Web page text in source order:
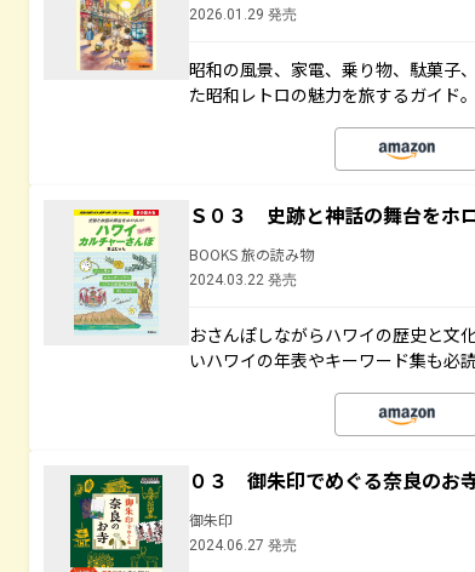
2026.01.29 発売
昭和の風景、家電、乗り物、駄菓子
た昭和レトロの魅力を旅するガイド。
Ｓ０３ 史跡と神話の舞台をホ
BOOKS 旅の読み物
2024.03.22 発売
おさんぽしながらハワイの歴史と文
いハワイの年表やキーワード集も必
０３ 御朱印でめぐる奈良のお
御朱印
2024.06.27 発売